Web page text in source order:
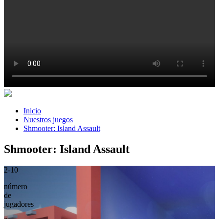
Inicio
Nuestros juegos
Shmooter: Island Assault
Shmooter: Island Assault
2-10
número
de
jugadores